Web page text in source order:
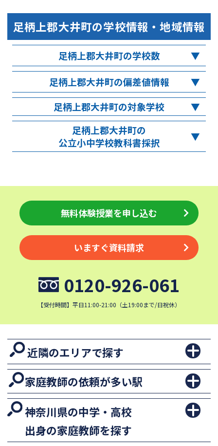
足柄上郡大井町の学校情報・地域情報
足柄上郡大井町の学校数
足柄上郡大井町の偏差値情報
足柄上郡大井町の対象学校
足柄上郡大井町の
公立小中学校教科書採択
無料体験授業を申し込む
いますぐ資料請求
0120-926-061
【受付時間】平日11:00-21:00（土19:00まで/日祝休）
近隣のエリアで探す
家庭教師の依頼が多い駅
神奈川県の中学・高校
出身の家庭教師を探す